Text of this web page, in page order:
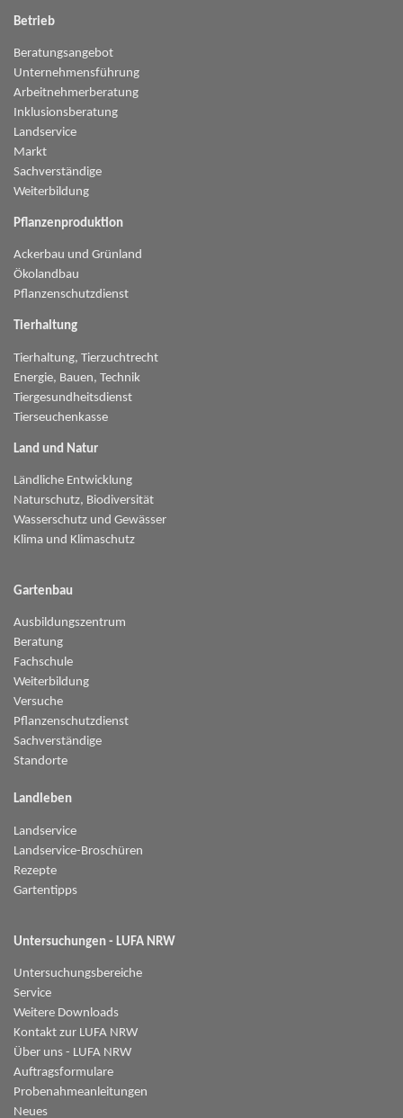
Betrieb
Beratungsangebot
Unternehmensführung
Arbeitnehmerberatung
Inklusionsberatung
Landservice
Markt
Sachverständige
Weiterbildung
Pflanzenproduktion
Ackerbau und Grünland
Ökolandbau
Pflanzenschutzdienst
Tierhaltung
Tierhaltung, Tierzuchtrecht
Energie, Bauen, Technik
Tiergesundheitsdienst
Tierseuchenkasse
Land und Natur
Ländliche Entwicklung
Naturschutz, Biodiversität
Wasserschutz und Gewässer
Klima und Klimaschutz
Gartenbau
Ausbildungszentrum
Beratung
Fachschule
Weiterbildung
Versuche
Pflanzenschutzdienst
Sachverständige
Standorte
Landleben
Landservice
Landservice-Broschüren
Rezepte
Gartentipps
Untersuchungen - LUFA NRW
Untersuchungsbereiche
Service
Weitere Downloads
Kontakt zur LUFA NRW
Über uns - LUFA NRW
Auftragsformulare
Probenahmeanleitungen
Neues